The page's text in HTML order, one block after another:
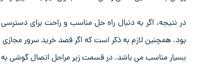
در نتیجه، اگر به دنبال راه ‌حل مناسب و راحت برای
بود. همچنین لازم به ذکر است که اگر قصد خرید سرور مجازی
بسیار مناسب می باشد. در قسمت زیر مراحل اتصال گوشی به